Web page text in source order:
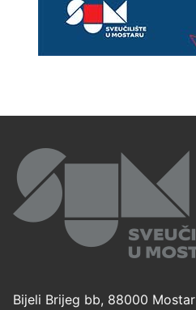
Bijeli Brijeg bb, 88000 Mostar